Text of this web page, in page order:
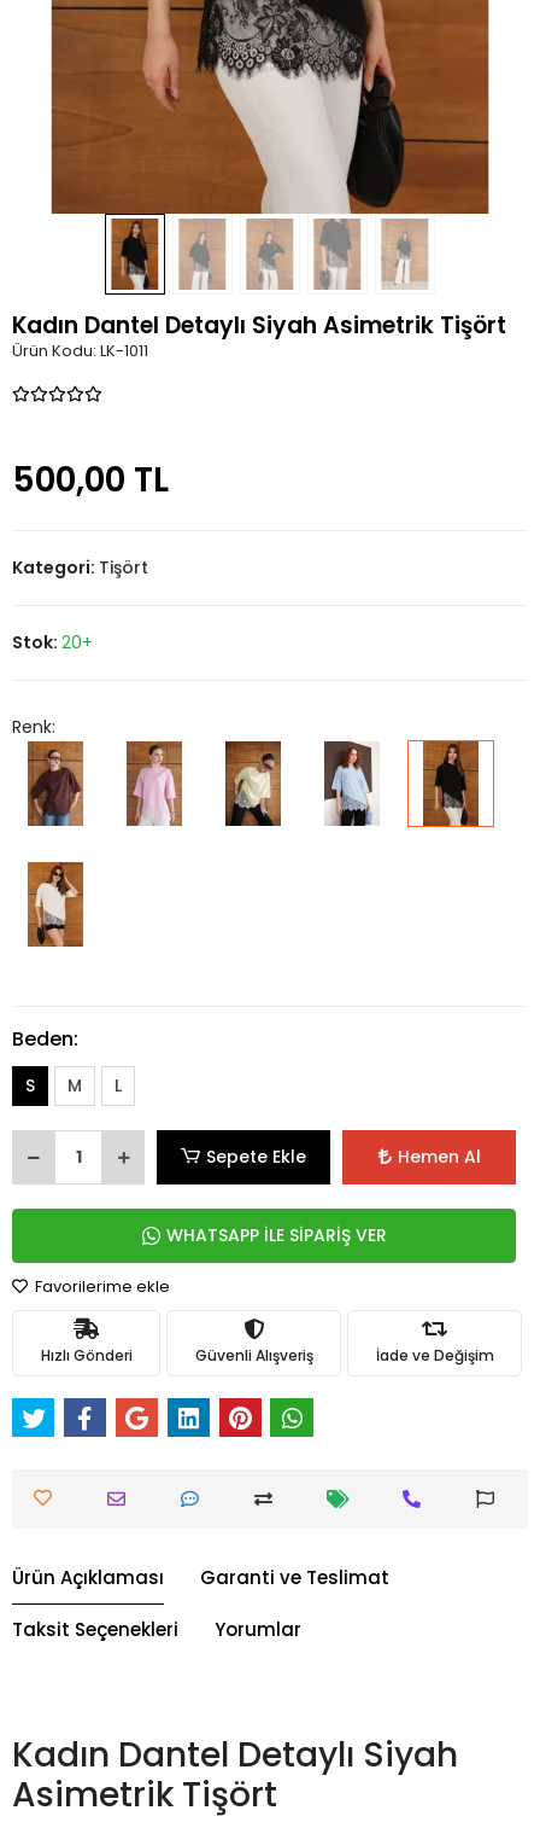
Kadın Dantel Detaylı Siyah Asimetrik Tişört
Ürün Kodu: LK-1011
500,00 TL
Kategori: Tişört
Stok: 20+
Renk:
Beden:
S M L
Sepete Ekle Hemen Al
WHATSAPP İLE SİPARİŞ VER
Favorilerime ekle
Hızlı Gönderi Güvenli Alışveriş İade ve Değişim
Ürün Açıklaması Garanti ve Teslimat
Taksit Seçenekleri Yorumlar
Kadın Dantel Detaylı Siyah
Asimetrik Tişört